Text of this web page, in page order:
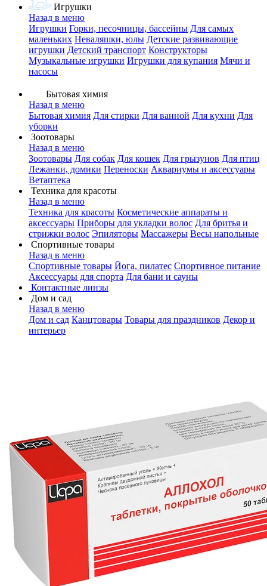
Игрушки
Назад в меню
Игрушки Горки, песочницы, бассейны Для самых
маленьких Неваляшки, юлы Детские развивающие
игрушки Детский транспорт Конструкторы
Музыкальные игрушки Игрушки для купания Мячи и
насосы
Бытовая химия
Назад в меню
Бытовая химия Для стирки Для ванной Для кухни Для
уборки
Зоотовары
Назад в меню
Зоотовары Для собак Для кошек Для грызунов Для птиц
Лежанки, домики Переноски Аквариумы и аксессуары
Ветаптека
Техника для красоты
Назад в меню
Техника для красоты Косметические аппараты и
аксессуары Приборы для укладки волос Для бритья и
стрижки волос Эпиляторы Массажеры Весы напольные
Спортивные товары
Назад в меню
Спортивные товары Йога, пилатес Спортивное питание
Аксессуары для спорта Для бани и сауны
Контактные линзы
Дом и сад
Назад в меню
Дом и сад Канцтовары Товары для праздников Декор и
интерьер